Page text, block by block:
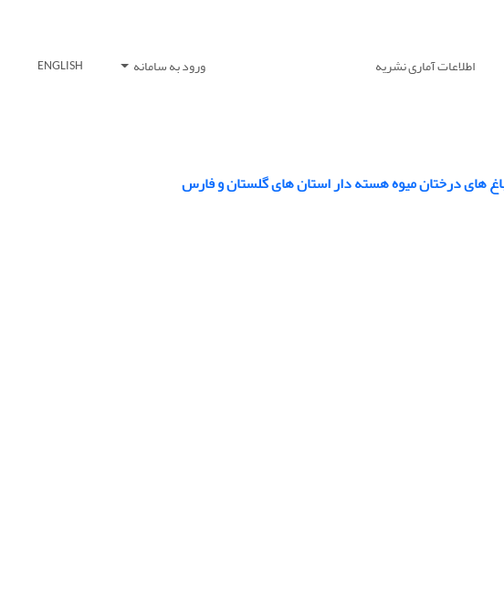
اطلاعات آماری نشریه ورود به سامانه ENGLISH